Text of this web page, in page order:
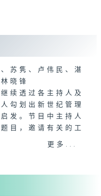
苏隽、卢伟民、湛
晓锋
续透过各主持人及
勾划出新世纪管理
发。节目中主持人
目，邀请有关的工
其亲身经历或所见
更多...